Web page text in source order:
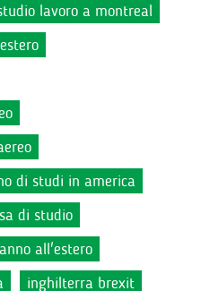
lavoro a montreal
di studi in america
di studio
all'estero
inghilterra brexit